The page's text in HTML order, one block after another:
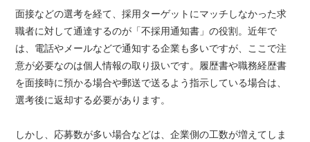
面接などの選考を経て、採用ターゲットにマッチしなかった求
職者に対して通達するのが「不採用通知書」の役割。近年で
は、電話やメールなどで通知する企業も多いですが、ここで注
意が必要なのは個人情報の取り扱いです。履歴書や職務経歴書
を面接時に預かる場合や郵送で送るよう指示している場合は、
選考後に返却する必要があります。
しかし、応募数が多い場合などは、企業側の工数が増えてしま